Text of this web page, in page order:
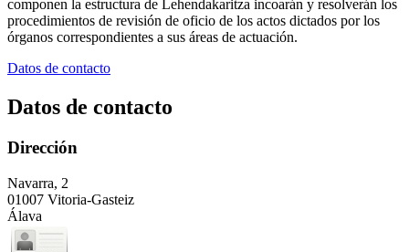
componen la estructura de Lehendakaritza incoarán y resolverán los
procedimientos de revisión de oficio de los actos dictados por los
órganos correspondientes a sus áreas de actuación.
Datos de contacto
Datos de contacto
Dirección
Navarra, 2
01007 Vitoria-Gasteiz
Álava